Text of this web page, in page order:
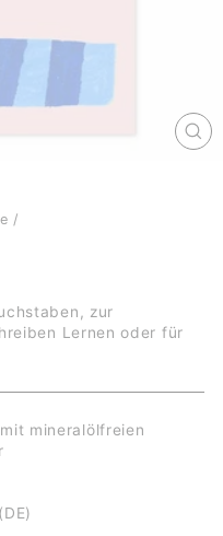
/
zur
Lernen oder für
mineralölfreien